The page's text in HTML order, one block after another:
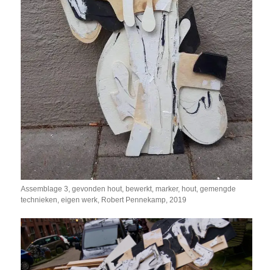
Assemblage 3, gevonden hout, bewerkt, marker, hout, gemengde
technieken, eigen werk, Robert Pennekamp, 2019